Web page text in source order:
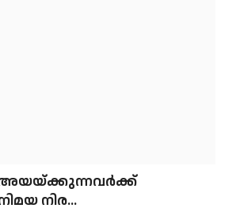
അയയ്ക്കുന്നവർക്ക്
നിര...